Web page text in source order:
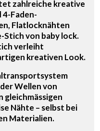
zahlreiche kreative
4-Faden-
Flatlocknähten
Stich von baby lock.
verleiht
kreativen Look.
Wellen von
Nähte – selbst bei
Materialien.